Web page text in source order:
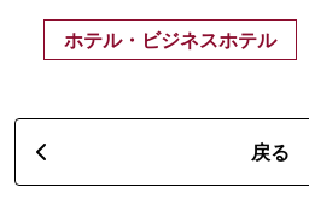
ホテル・ビジネスホテル
戻る